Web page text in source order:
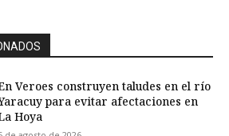
Veroes construyen taludes en el río
para evitar afectaciones en
Hoya